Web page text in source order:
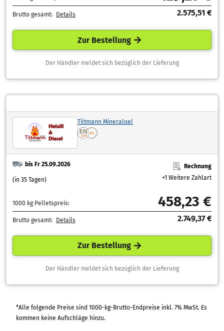
Brutto gesamt: Details 2.575,51 €
Zur Bestellung
Der Händler meldet sich bezüglich der Lieferung
Tiltmann Mineraloel
bis Fr 25.09.2026
(in 35 Tagen)
Rechnung
+1 Weitere Zahlart
1000 kg Pelletspreis: 458,23 €
Brutto gesamt: Details 2.749,37 €
Zur Bestellung
Der Händler meldet sich bezüglich der Lieferung
*Alle folgende Preise sind 1000-kg-Brutto-Endpreise inkl. 7% MwSt. Es
kommen keine Aufschläge hinzu.